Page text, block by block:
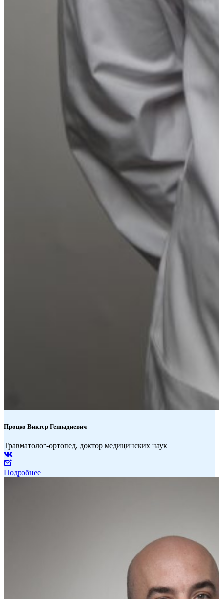
Процко Виктор Геннадиевич
Травматолог-ортопед, доктор медицинских наук
Подробнее